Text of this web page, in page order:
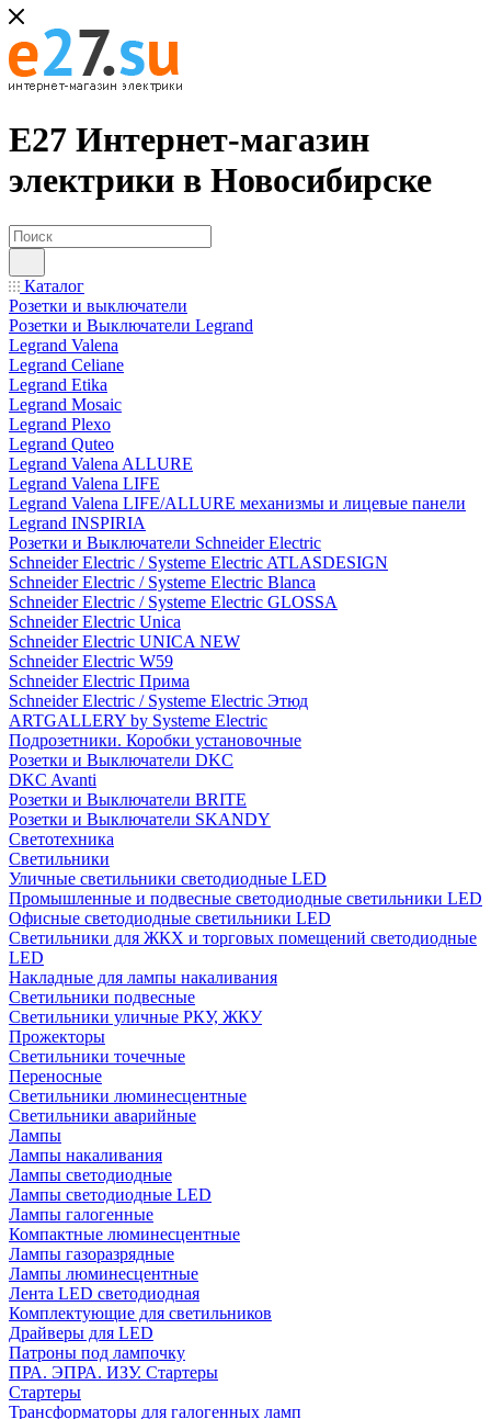
Е27 Интернет-магазин
электрики в Новосибирске
Каталог
Розетки и выключатели
Розетки и Выключатели Legrand
Legrand Valena
Legrand Celiane
Legrand Etika
Legrand Mosaic
Legrand Plexo
Legrand Quteo
Legrand Valena ALLURE
Legrand Valena LIFE
Legrand Valena LIFE/ALLURE механизмы и лицевые панели
Legrand INSPIRIA
Розетки и Выключатели Schneider Electric
Schneider Electric / Systeme Electric ATLASDESIGN
Schneider Electric / Systeme Electric Blanca
Schneider Electric / Systeme Electric GLOSSA
Schneider Electric Unica
Schneider Electric UNICA NEW
Schneider Electric W59
Schneider Electric Прима
Schneider Electric / Systeme Electric Этюд
ARTGALLERY by Systeme Electric
Подрозетники. Коробки установочные
Розетки и Выключатели DKC
DKC Avanti
Розетки и Выключатели BRITE
Розетки и Выключатели SKANDY
Светотехника
Светильники
Уличные светильники светодиодные LED
Промышленные и подвесные светодиодные светильники LED
Офисные светодиодные светильники LED
Светильники для ЖКХ и торговых помещений светодиодные
LED
Накладные для лампы накаливания
Светильники подвесные
Светильники уличные РКУ, ЖКУ
Прожекторы
Cветильники точечные
Переносные
Светильники люминесцентные
Светильники аварийные
Лампы
Лампы накаливания
Лампы светодиодные
Лампы светодиодные LED
Лампы галогенные
Компактные люминесцентные
Лампы газоразрядные
Лампы люминесцентные
Лента LED светодиодная
Комплектующие для светильников
Драйверы для LED
Патроны под лампочку
ПРА. ЭПРА. ИЗУ. Стартеры
Стартеры
Трансформаторы для галогенных ламп